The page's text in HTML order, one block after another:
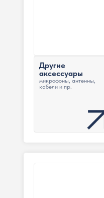
Другие
аксессуары
микрофоны, антенны,
кабели и пр.